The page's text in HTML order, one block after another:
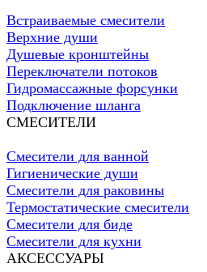
Встраиваемые смесители
Верхние души
Душевые кронштейны
Переключатели потоков
Гидромассажные форсунки
Подключение шланга
СМЕСИТЕЛИ
Смесители для ванной
Гигиенические души
Смесители для раковины
Термостатические смесители
Смесители для биде
Смесители для кухни
АКСЕССУАРЫ